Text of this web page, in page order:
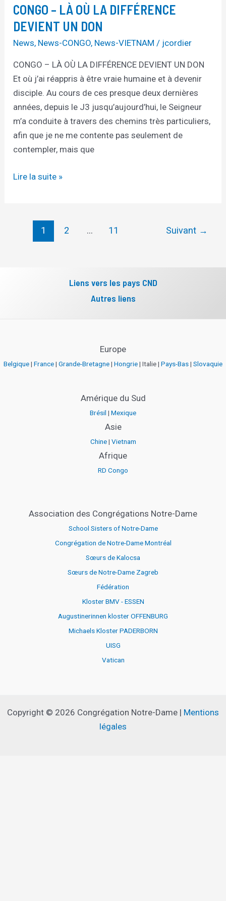
CONGO – LÀ OÙ LA DIFFÉRENCE
DEVIENT UN DON
News, News-CONGO, News-VIETNAM / jcordier
CONGO – LÀ OÙ LA DIFFÉRENCE DEVIENT UN DON
Et où j’ai réappris à être vraie humaine et à devenir
disciple. Au cours de ces presque deux dernières
années, depuis le J3 jusqu’aujourd’hui, le Seigneur
m’a conduite à travers des chemins très particuliers,
afin que je ne me contente pas seulement de
contempler, mais que
LÀ
OÙ
DEVIENT
UN
DON
Lire la suite »
1 2 … 11 Suivant →
Liens vers les pays CND
Autres liens
Europe
Belgique| France| Grande-Bretagne| Hongrie| Italie | Pays-Bas| Slovaquie
Amérique du Sud
Brésil | Mexique
Asie
Chine| Vietnam
Afrique
RD Congo
Association des Congrégations Notre-Dame
School Sisters of Notre-Dame
Congrégation de Notre-Dame Montréal
Sœurs de Kalocsa
Sœurs de Notre-Dame Zagreb
Fédération
Kloster BMV - ESSEN
Augustinerinnen kloster OFFENBURG
Michaels Kloster PADERBORN
UISG
Vatican
Copyright © 2026 Congrégation Notre-Dame | Mentions
légales